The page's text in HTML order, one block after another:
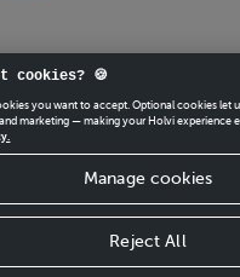
YOUR OWN HOLVI ONLINE
cookies? 🍪
you want to accept. Optional cookies let
marketing — making your Holvi experience
Manage cookies
Reject All